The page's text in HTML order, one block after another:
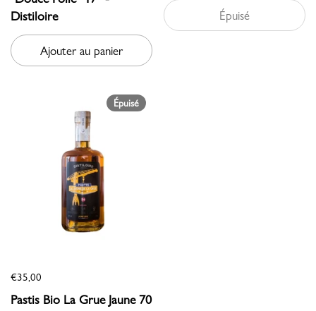
Distiloire
Ajouter au panier
Épuisé
€35,00
Pastis Bio La Grue Jaune 70
Épuisé